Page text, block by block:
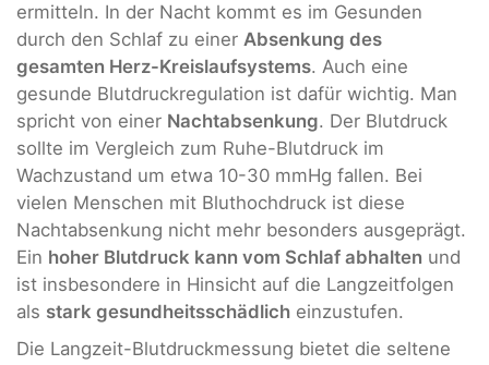
ermitteln. In der Nacht kommt es im Gesunden
durch den Schlaf zu einer Absenkung des
gesamten Herz-Kreislaufsystems. Auch eine
gesunde Blutdruckregulation ist dafür wichtig. Man
spricht von einer Nachtabsenkung. Der Blutdruck
sollte im Vergleich zum Ruhe-Blutdruck im
Wachzustand um etwa 10-30 mmHg fallen. Bei
vielen Menschen mit Bluthochdruck ist diese
Nachtabsenkung nicht mehr besonders ausgeprägt.
Ein hoher Blutdruck kann vom Schlaf abhalten und
ist insbesondere in Hinsicht auf die Langzeitfolgen
als stark gesundheitsschädlich einzustufen.
Die Langzeit-Blutdruckmessung bietet die seltene